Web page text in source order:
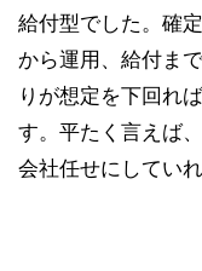
給付型でした。確
から運用、給付ま
りが想定を下回れ
す。平たく言えば
会社任せにしてい